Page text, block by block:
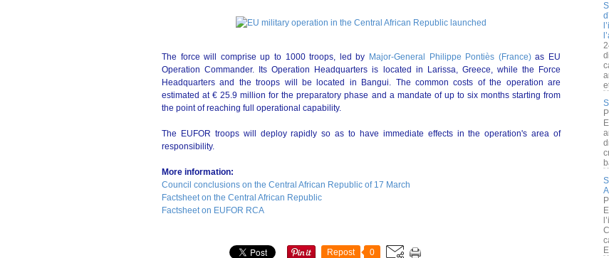
The force will comprise up to 1000 troops, led by Major-General Philippe Pontiès (France)as EU
Operation Commander. Its Operation Headquarters is located in Larissa, Greece, while the Force
Headquarters and the troops will be located in Bangui. The common costs of the operation are
estimated at € 25.9 million for the preparatory phase and a mandate of up to six months starting from
the point of reaching full operational capability.
The EUFOR troops will deploy rapidly so as to have immediate effects in the operation's area of
responsibility.
More information:
Council conclusions on the Central African Republic of 17 March
Factsheet on the Central African Republic
Factsheet on EUFOR RCA
Repost 0